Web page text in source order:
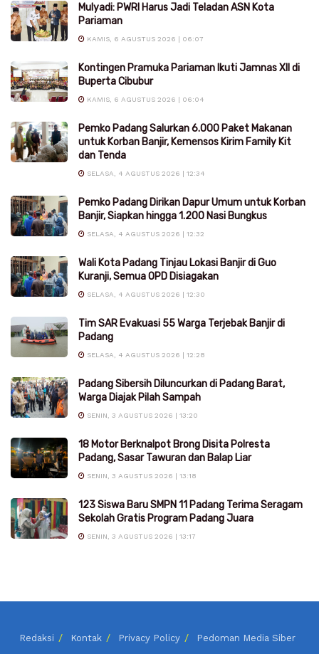
Mulyadi: PWRI Harus Jadi Teladan ASN Kota
Pariaman
KAMIS, 6 AGUSTUS 2026 | 06:07
Kontingen Pramuka Pariaman Ikuti Jamnas XII di
Buperta Cibubur
KAMIS, 6 AGUSTUS 2026 | 06:04
Pemko Padang Salurkan 6.000 Paket Makanan
untuk Korban Banjir, Kemensos Kirim Family Kit
dan Tenda
SELASA, 4 AGUSTUS 2026 | 12:34
Pemko Padang Dirikan Dapur Umum untuk Korban
Banjir, Siapkan hingga 1.200 Nasi Bungkus
SELASA, 4 AGUSTUS 2026 | 12:32
Wali Kota Padang Tinjau Lokasi Banjir di Guo
Kuranji, Semua OPD Disiagakan
SELASA, 4 AGUSTUS 2026 | 12:30
Tim SAR Evakuasi 55 Warga Terjebak Banjir di
Padang
SELASA, 4 AGUSTUS 2026 | 12:28
Padang Sibersih Diluncurkan di Padang Barat,
Warga Diajak Pilah Sampah
SENIN, 3 AGUSTUS 2026 | 13:20
18 Motor Berknalpot Brong Disita Polresta
Padang, Sasar Tawuran dan Balap Liar
SENIN, 3 AGUSTUS 2026 | 13:18
123 Siswa Baru SMPN 11 Padang Terima Seragam
Sekolah Gratis Program Padang Juara
SENIN, 3 AGUSTUS 2026 | 13:17
Redaksi Kontak Privacy Policy Pedoman Media Siber